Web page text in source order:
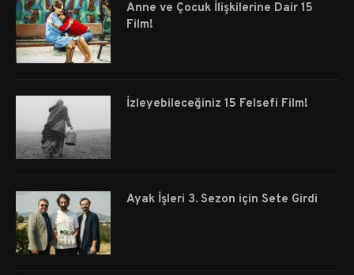
Anne ve Çocuk İlişkilerine Dair 15
Film!
İzleyebileceğiniz 15 Felsefi Film!
Ayak İşleri 3. Sezon için Sete Girdi